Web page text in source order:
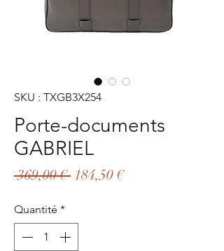
SKU : TXGB3X254
Porte-documents
GABRIEL
369,00 € Prix
184,50 €Prix
Quantité *